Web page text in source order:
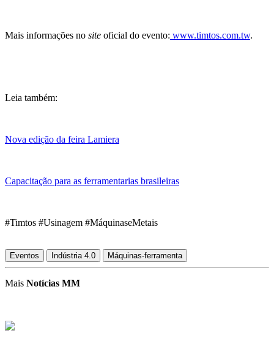
Mais informações no site oficial do evento: www.timtos.com.tw.
Leia também:
Nova edição da feira Lamiera
Capacitação para as ferramentarias brasileiras
#Timtos #Usinagem #MáquinaseMetais
Eventos Indústria 4.0 Máquinas-ferramenta
Mais Notícias MM